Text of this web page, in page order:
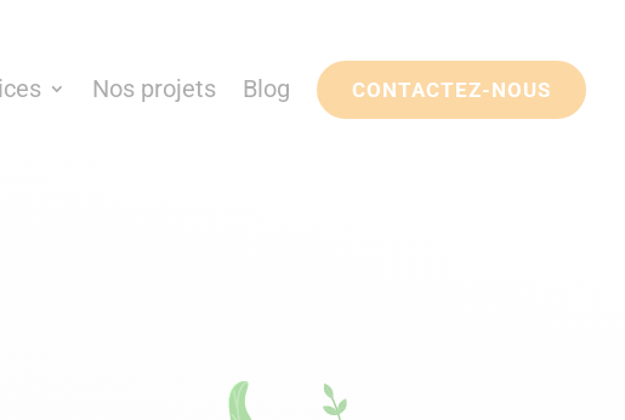
Nos projets Blog CONTACTEZ-NOUS